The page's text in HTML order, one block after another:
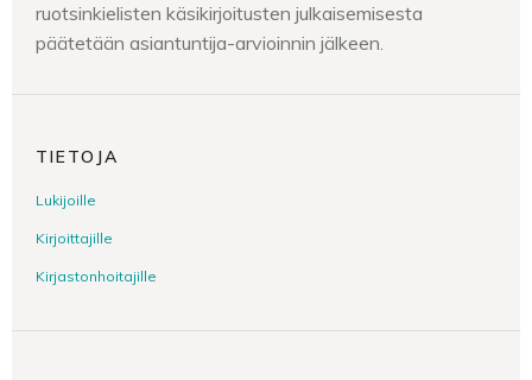
ruotsinkielisten käsikirjoitusten julkaisemisesta
päätetään asiantuntija-arvioinnin jälkeen.
TIETOJA
Lukijoille
Kirjoittajille
Kirjastonhoitajille